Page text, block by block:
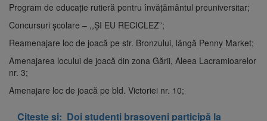
Program de educație rutieră pentru învățământul preuniversitar;
Concursuri școlare – ,,ȘI EU RECICLEZ”;
Reamenajare loc de joacă pe str. Bronzului, lângă Penny Market;
Amenajarea locului de joacă din zona Gării, Aleea Lacramioarelor
nr. 3;
Amenajare loc de joacă pe bld. Victoriei nr. 10;
Citeste și: Doi studenți brașoveni participă la